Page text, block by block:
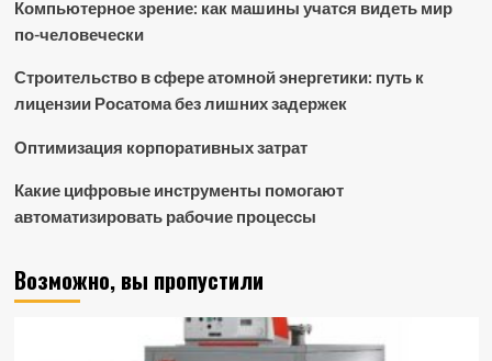
Компьютерное зрение: как машины учатся видеть мир
по-человечески
Строительство в сфере атомной энергетики: путь к
лицензии Росатома без лишних задержек
Оптимизация корпоративных затрат
Какие цифровые инструменты помогают
автоматизировать рабочие процессы
Возможно, вы пропустили